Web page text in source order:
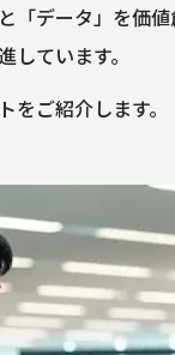
「データ」を価値
ています。
ご紹介します。